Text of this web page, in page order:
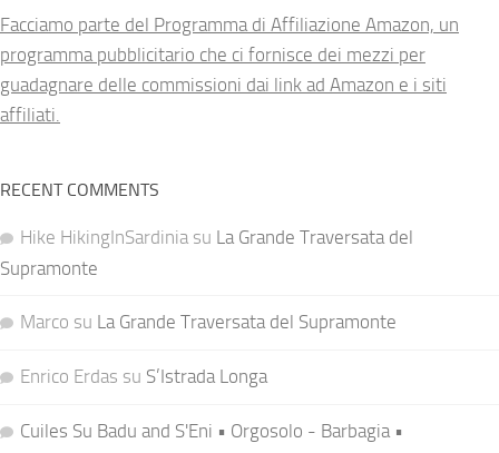
Facciamo parte del Programma di Affiliazione Amazon, un
programma pubblicitario che ci fornisce dei mezzi per
guadagnare delle commissioni dai link ad Amazon e i siti
affiliati.
RECENT COMMENTS
Hike HikingInSardinia su La Grande Traversata del
Supramonte
Marco su La Grande Traversata del Supramonte
Enrico Erdas su S’Istrada Longa
Cuiles Su Badu and S'Eni • Orgosolo - Barbagia •